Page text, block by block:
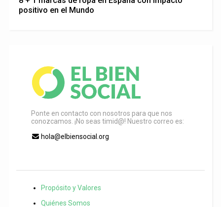
positivo en el Mundo
Ponte en contacto con nosotros para que nos
conozcamos. ¡No seas timid@! Nuestro correo es:
hola@elbiensocial.org
Propósito y Valores
Quiénes Somos